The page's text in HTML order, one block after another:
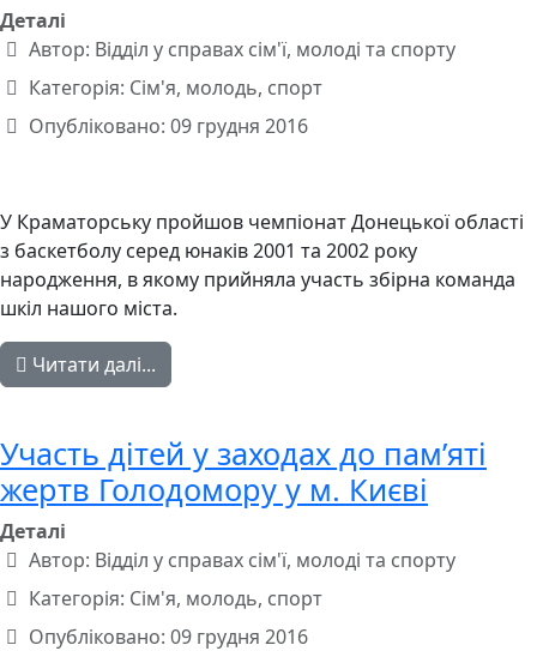
Деталі
Автор: Відділ у справах сім'ї, молоді та спорту
Категорія: Сім'я, молодь, спорт
Опубліковано: 09 грудня 2016
У Краматорську пройшов чемпіонат Донецької області
з баскетболу серед юнаків 2001 та 2002 року
народження, в якому прийняла участь збірна команда
шкіл нашого міста.
Читати далі...
Участь дітей у заходах до пам’яті
жертв Голодомору у м. Києві
Деталі
Автор: Відділ у справах сім'ї, молоді та спорту
Категорія: Сім'я, молодь, спорт
Опубліковано: 09 грудня 2016